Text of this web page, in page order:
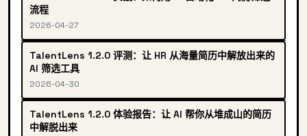
流程
2026-04-27
TalentLens 1.2.0 评测：让 HR 从海量简历中解放出来的
AI 筛选工具
2026-04-30
TalentLens 1.2.0 体验报告：让 AI 帮你从堆成山的简历
中解脱出来